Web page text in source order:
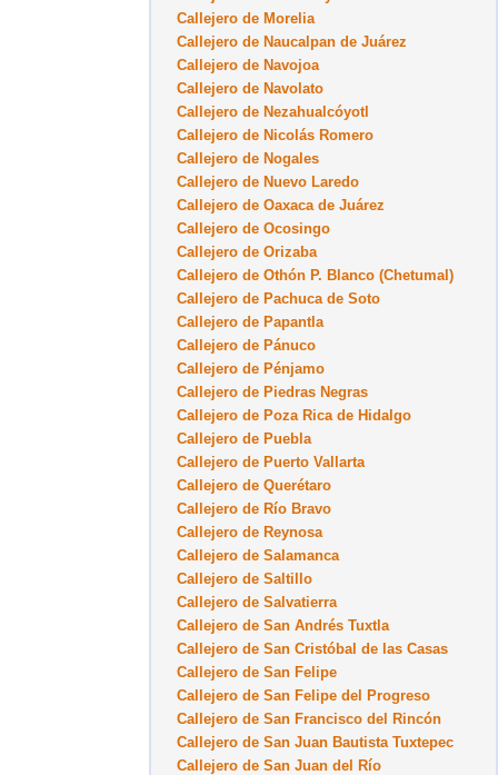
Callejero de Morelia
Callejero de Naucalpan de Juárez
Callejero de Navojoa
Callejero de Navolato
Callejero de Nezahualcóyotl
Callejero de Nicolás Romero
Callejero de Nogales
Callejero de Nuevo Laredo
Callejero de Oaxaca de Juárez
Callejero de Ocosingo
Callejero de Orizaba
Callejero de Othón P. Blanco (Chetumal)
Callejero de Pachuca de Soto
Callejero de Papantla
Callejero de Pánuco
Callejero de Pénjamo
Callejero de Piedras Negras
Callejero de Poza Rica de Hidalgo
Callejero de Puebla
Callejero de Puerto Vallarta
Callejero de Querétaro
Callejero de Río Bravo
Callejero de Reynosa
Callejero de Salamanca
Callejero de Saltillo
Callejero de Salvatierra
Callejero de San Andrés Tuxtla
Callejero de San Cristóbal de las Casas
Callejero de San Felipe
Callejero de San Felipe del Progreso
Callejero de San Francisco del Rincón
Callejero de San Juan Bautista Tuxtepec
Callejero de San Juan del Río